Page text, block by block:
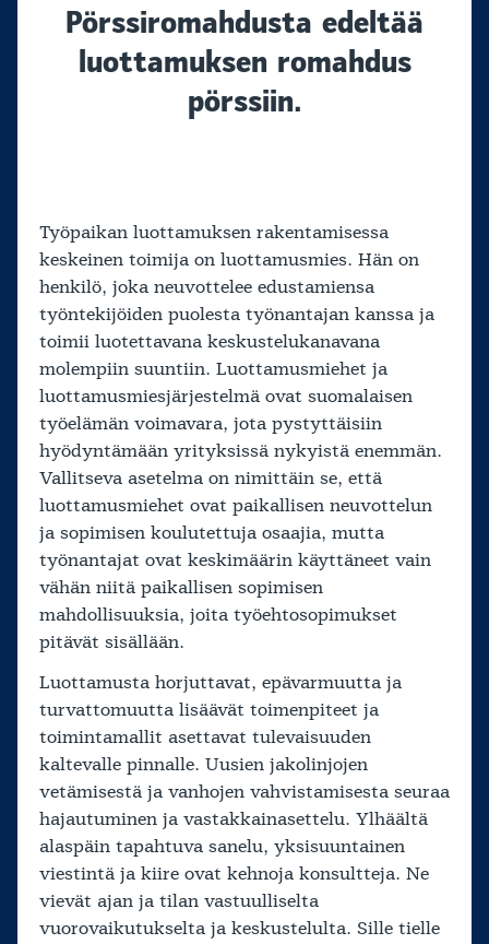
Pörssiromahdusta edeltää
luottamuksen romahdus
pörssiin.
Työpaikan luottamuksen rakentamisessa
keskeinen toimija on luottamusmies. Hän on
henkilö, joka neuvottelee edustamiensa
työntekijöiden puolesta työnantajan kanssa ja
toimii luotettavana keskustelukanavana
molempiin suuntiin. Luottamusmiehet ja
luottamusmiesjärjestelmä ovat suomalaisen
työelämän voimavara, jota pystyttäisiin
hyödyntämään yrityksissä nykyistä enemmän.
Vallitseva asetelma on nimittäin se, että
luottamusmiehet ovat paikallisen neuvottelun
ja sopimisen koulutettuja osaajia, mutta
työnantajat ovat keskimäärin käyttäneet vain
vähän niitä paikallisen sopimisen
mahdollisuuksia, joita työehtosopimukset
pitävät sisällään.
Luottamusta horjuttavat, epävarmuutta ja
turvattomuutta lisäävät toimenpiteet ja
toimintamallit asettavat tulevaisuuden
kaltevalle pinnalle. Uusien jakolinjojen
vetämisestä ja vanhojen vahvistamisesta seuraa
hajautuminen ja vastakkainasettelu. Ylhäältä
alaspäin tapahtuva sanelu, yksisuuntainen
viestintä ja kiire ovat kehnoja konsultteja. Ne
vievät ajan ja tilan vastuulliselta
vuorovaikutukselta ja keskustelulta. Sille tielle